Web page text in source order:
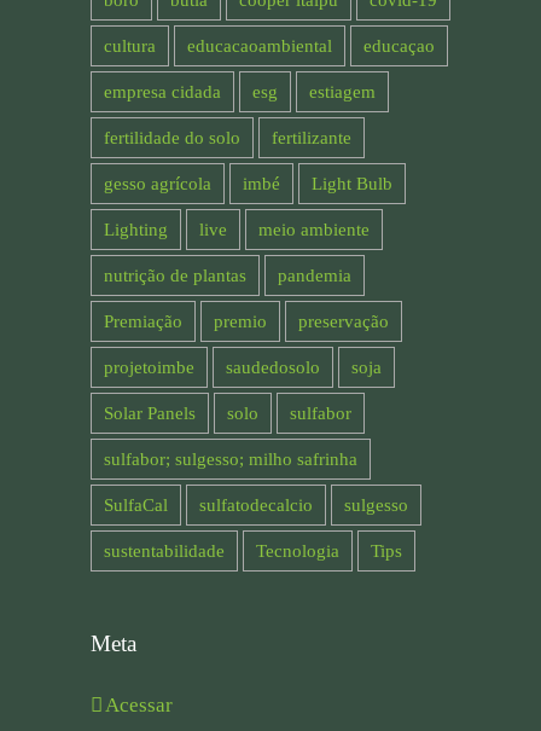
cultura educacaoambiental educaçao
empresa cidada esg estiagem
fertilidade do solo fertilizante
gesso agrícola imbé Light Bulb
Lighting live meio ambiente
nutrição de plantas pandemia
Premiação premio preservação
projetoimbe saudedosolo soja
Solar Panels solo sulfabor
sulfabor; sulgesso; milho safrinha
SulfaCal sulfatodecalcio sulgesso
sustentabilidade Tecnologia Tips
Meta
Acessar